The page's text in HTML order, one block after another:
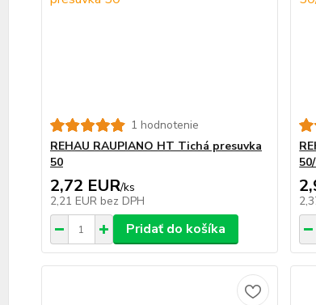
1 hodnotenie
REHAU RAUPIANO HT Tichá presuvka
50
2,72 EUR/ks
2,21 EUR bez DPH
Pridať do košíka